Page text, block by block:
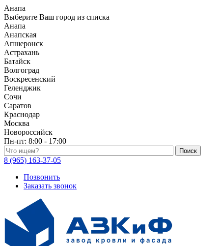
Анапа
Выберите Ваш город из списка
Анапа
Анапская
Апшеронск
Астрахань
Батайск
Волгоград
Воскресенский
Геленджик
Сочи
Саратов
Краснодар
Москва
Новороссийск
Пн-пт: 8:00 - 17:00
Поиск по каталогу
8 (965) 163-37-05
Позвонить
Заказать звонок